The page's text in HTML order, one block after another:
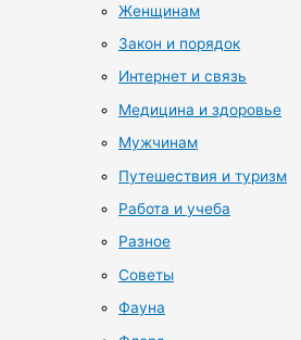
Женщинам
Закон и порядок
Интернет и связь
Медицина и здоровье
Мужчинам
Путешествия и туризм
Работа и учеба
Разное
Советы
Фауна